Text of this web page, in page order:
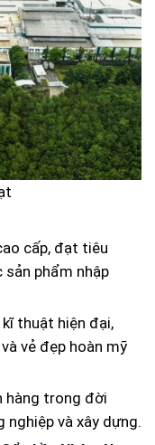
cấp, đạt tiêu
sản phẩm nhập
thuật hiện đại,
vẻ đẹp hoàn mỹ
hàng trong đời
và xây dựng.